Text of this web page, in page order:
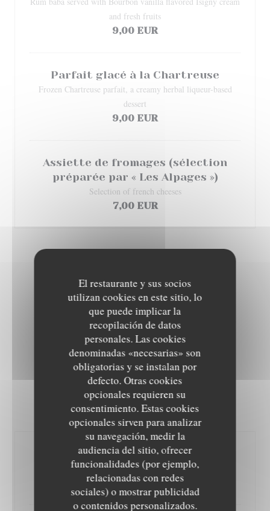
El restaurante y sus socios
utilizan cookies en este sitio, lo
que puede implicar la
recopilación de datos
personales. Las cookies
denominadas «necesarias» son
obligatorias y se instalan por
defecto. Otras cookies
opcionales requieren su
consentimiento. Estas cookies
opcionales sirven para analizar
su navegación, medir la
audiencia del sitio, ofrecer
funcionalidades (por ejemplo,
relacionadas con redes
sociales) o mostrar publicidad
o contenidos personalizados.
and fresh fruits
9,00 EUR
Parfait glacé à la Chartreuse
Frozen Chartreuse parfait, a creamy herbal liqueur-based
dessert
9,00 EUR
Assiette de fromages (sélection
préparée par « Les Alpages »)
Selection of french cheeses
7,00 EUR
MENU ACTUALITÉ
Menu comprenant entrée + plat + dessert au choix
32,00 EUR
ENTREES
Tartare de thon et saumon sur
guacamole maison
Tuna and salmon tartare with homemade guacamole
L'EPICURIEN